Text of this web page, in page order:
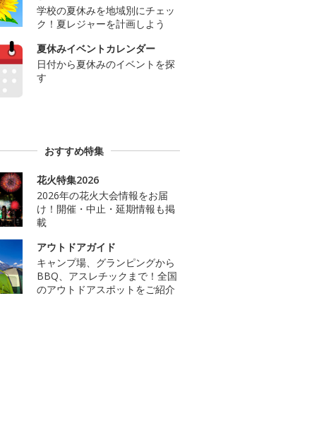
学校の夏休みを地域別にチェッ
ク！夏レジャーを計画しよう
夏休みイベントカレンダー
日付から夏休みのイベントを探
す
おすすめ特集
花火特集2026
2026年の花火大会情報をお届
け！開催・中止・延期情報も掲
載
アウトドアガイド
キャンプ場、グランピングから
BBQ、アスレチックまで！全国
のアウトドアスポットをご紹介